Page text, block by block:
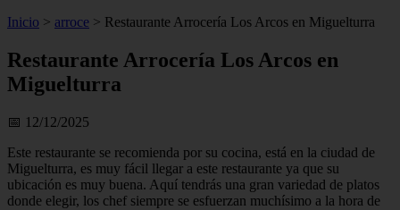
Inicio > arroce > Restaurante Arrocería Los Arcos en Miguelturra
Restaurante Arrocería Los Arcos en
Miguelturra
📅 12/12/2025
Este restaurante se recomienda por su cocina, está en la ciudad de
Miguelturra, es muy fácil llegar a este restaurante ya que su
ubicación es muy buena. Aquí tendrás una gran variedad de platos
donde elegir, los chef siempre se esfuerzan muchísimo a la hora de